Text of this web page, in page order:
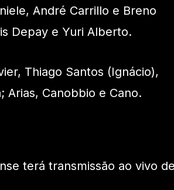
André Carrillo e Breno
Depay e Yuri Alberto.
Thiago Santos (Ignácio),
Arias, Canobbio e Cano.
terá transmissão ao vivo